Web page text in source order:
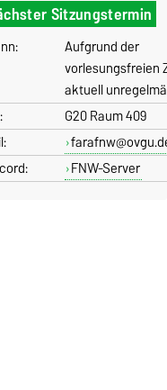
Sitzungstermin
Aufgrund der
vorlesungsfreien
aktuell
G20 Raum 409
FNW-Server